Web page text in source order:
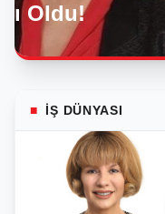
■ İŞ DÜNYASI